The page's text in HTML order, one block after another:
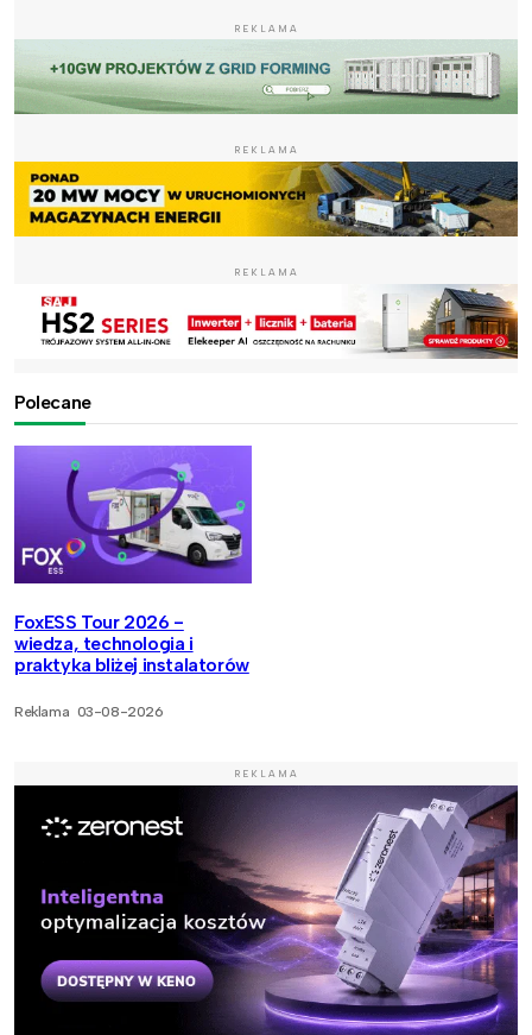
REKLAMA
REKLAMA
REKLAMA
Polecane
FoxESS Tour 2026 -
wiedza, technologia i
praktyka bliżej instalatorów
Reklama 03-08-2026
REKLAMA